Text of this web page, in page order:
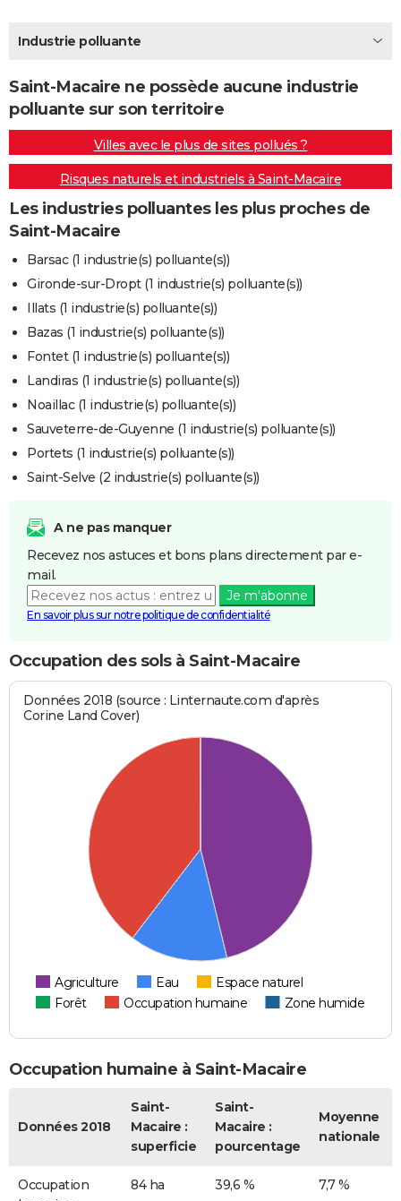
BONS PLANS
CARTE DE VOEUX
Carte de Noël
Carte Bonne année
Carte Saint-Valentin
Carte Pâques
Carte d'anniversaire
DICTIONNAIRE
Dictionnaire
Biographies
Citations
Expressions
Proverbes
PROGRAMME TV
COPAINS D'AVANT
Se connecter
Entreprises
Service militaire
Avis de recherche
AVIS DE DÉCÈS
FORUM
Industrie polluante
Saint-Macaire ne possède aucune industrie
polluante sur son territoire
Villes avec le plus de sites pollués ?
Risques naturels et industriels à Saint-Macaire
Les industries polluantes les plus proches de
Saint-Macaire
Barsac (1 industrie(s) polluante(s))
Gironde-sur-Dropt (1 industrie(s) polluante(s))
Illats (1 industrie(s) polluante(s))
Bazas (1 industrie(s) polluante(s))
Fontet (1 industrie(s) polluante(s))
Landiras (1 industrie(s) polluante(s))
Noaillac (1 industrie(s) polluante(s))
Sauveterre-de-Guyenne (1 industrie(s) polluante(s))
Portets (1 industrie(s) polluante(s))
Saint-Selve (2 industrie(s) polluante(s))
A ne pas manquer
Recevez nos astuces et bons plans directement par e-
mail.
Je m'abonne
En savoir plus sur notre politique de confidentialité
Occupation des sols à Saint-Macaire
Données 2018 (source : Linternaute.com d'après
Corine Land Cover)
Agriculture Eau
Espace naturel
Forêt
Occupation humaine Zone humide
Occupation humaine à Saint-Macaire
Données 2018
Saint-
Macaire :
superficie
Saint-
Macaire :
pourcentage
Moyenne
nationale
Occupation
84 ha 39,6 % 7,7 %